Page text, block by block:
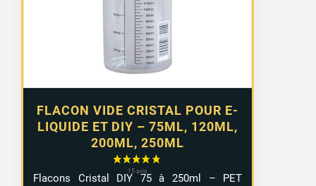
FLACON VIDE CRISTAL POUR E-
LIQUIDE ET DIY – 75ML, 120ML,
200ML, 250ML
à
4,99 €
Flacons Cristal DIY 75 à 250ml – PET